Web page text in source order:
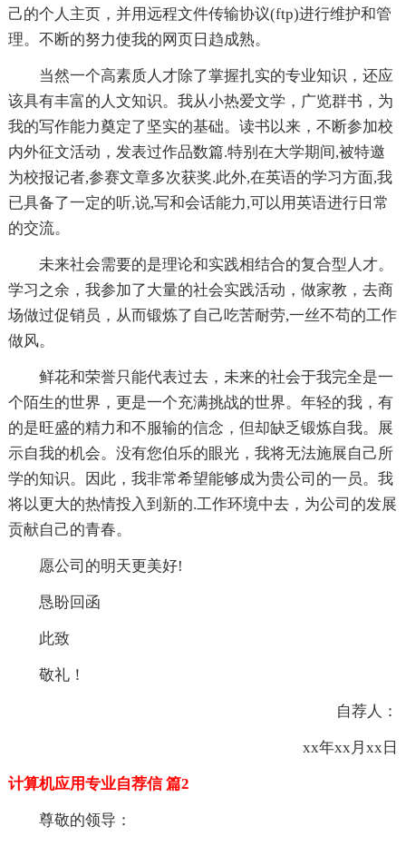
己的个人主页，并用远程文件传输协议(ftp)进行维护和管
理。不断的努力使我的网页日趋成熟。
当然一个高素质人才除了掌握扎实的专业知识，还应
该具有丰富的人文知识。我从小热爱文学，广览群书，为
我的写作能力奠定了坚实的基础。读书以来，不断参加校
内外征文活动，发表过作品数篇.特别在大学期间,被特邀
为校报记者,参赛文章多次获奖.此外,在英语的学习方面,我
已具备了一定的听,说,写和会话能力,可以用英语进行日常
的交流。
未来社会需要的是理论和实践相结合的复合型人才。
学习之余，我参加了大量的社会实践活动，做家教，去商
场做过促销员，从而锻炼了自己吃苦耐劳,一丝不苟的工作
做风。
鲜花和荣誉只能代表过去，未来的社会于我完全是一
个陌生的世界，更是一个充满挑战的世界。年轻的我，有
的是旺盛的精力和不服输的信念，但却缺乏锻炼自我。展
示自我的机会。没有您伯乐的眼光，我将无法施展自己所
学的知识。因此，我非常希望能够成为贵公司的一员。我
将以更大的热情投入到新的.工作环境中去，为公司的发展
贡献自己的青春。
愿公司的明天更美好!
恳盼回函
此致
敬礼！
自荐人：
xx年xx月xx日
计算机应用专业自荐信 篇2
尊敬的领导：